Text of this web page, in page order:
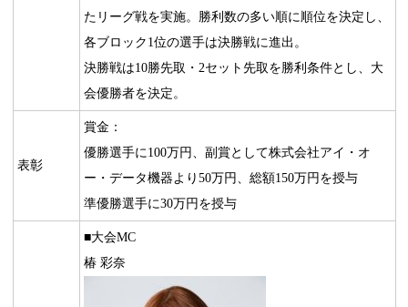
たリーグ戦を実施。勝利数の多い順に順位を決定し、
各ブロック1位の選手は決勝戦に進出。
決勝戦は10勝先取・2セット先取を勝利条件とし、大
会優勝者を決定。
表彰
賞金：
優勝選手に100万円、副賞として株式会社アイ・オ
ー・データ機器より50万円、総額150万円を授与
準優勝選手に30万円を授与
■大会MC
椿 彩奈